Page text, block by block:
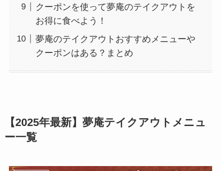
クーポンを使って夢庵のテイクアウトを
お得に食べよう！
夢庵のテイクアウトおすすめメニューや
クーポンはある？まとめ
【2025年最新】夢庵テイクアウトメニュ
ー一覧